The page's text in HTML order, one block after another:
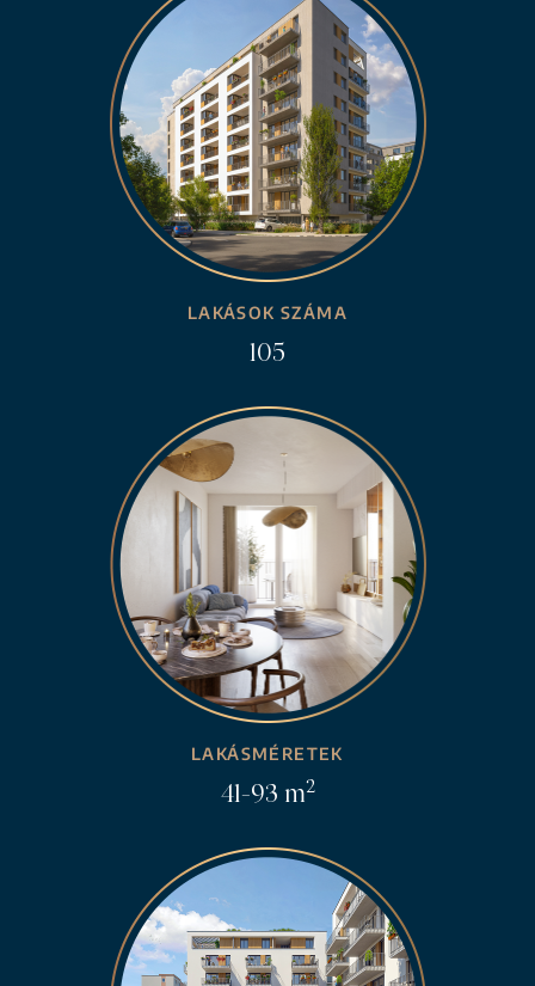
LAKÁSOK SZÁMA
105
LAKÁSMÉRETEK
41-93 m2